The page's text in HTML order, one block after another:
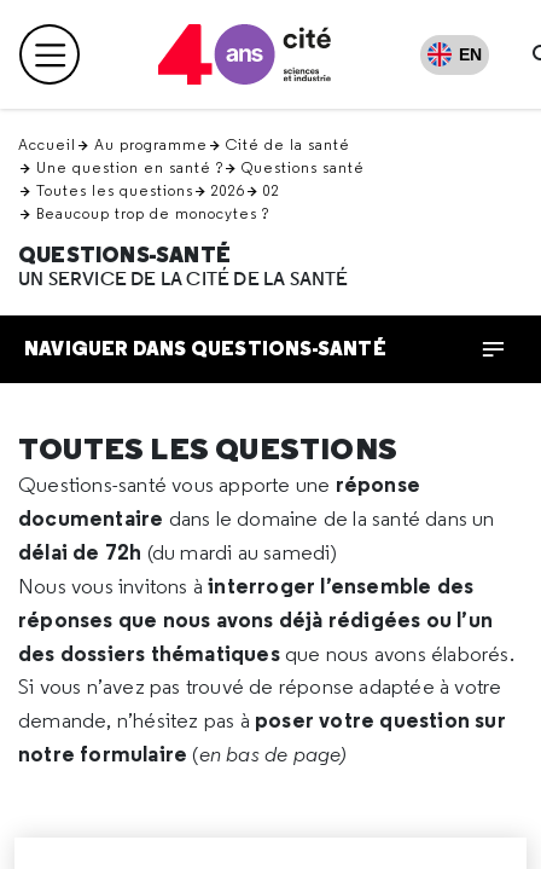
en
haut Menu principal EN
Accueil Au programme
Cité de la santé
Une question en santé ?
Questions santé
Toutes les questions
2026
02
Beaucoup trop de monocytes ?
QUESTIONS-SANTÉ
UN SERVICE DE LA CITÉ DE LA SANTÉ
NAVIGUER DANS QUESTIONS-SANTÉ
TOUTES LES QUESTIONS
Questions-santé vous apporte une réponse
documentaire dans le domaine de la santé dans un
délai de 72h (du mardi au samedi)
Nous vous invitons àinterroger l’ensemble des
réponses que nous avons déjà rédigées ou l’un
des dossiers thématiques que nous avons élaborés.
Si vous n’avez pas trouvé de réponse adaptée à votre
demande, n’hésitez pas à poser votre question sur
notre formulaire (en bas de page)